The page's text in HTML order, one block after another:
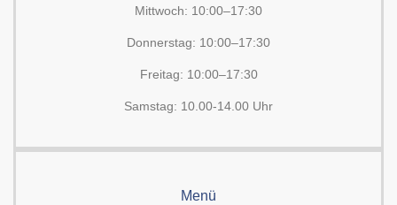
Mittwoch: 10:00–17:30
Donnerstag: 10:00–17:30
Freitag: 10:00–17:30
Samstag: 10.00-14.00 Uhr
Menü